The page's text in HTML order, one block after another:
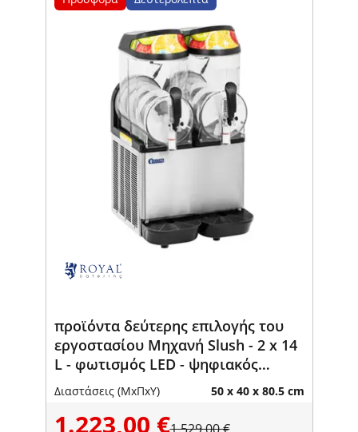
προϊόντα δεύτερης επιλογής του
εργοστασίου Μηχανή Slush - 2 x 14
L - φωτισμός LED - ψηφιακός
πίνακας ελέγχου - Royal Catering
Διαστάσεις (ΜxΠxΥ) 50 x 40 x 80.5 cm
1.223,00 €1.529,00 €